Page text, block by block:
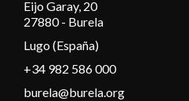
14
15
Eijo Garay, 20
27880 - Burela
Lugo (España)
+34 982 586 000
burela@burela.org